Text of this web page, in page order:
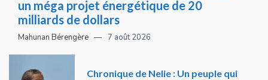
un méga projet énergétique de 20
milliards de dollars
Mahunan Bérengère 7 août 2026
Chronique de Nelie : Un peuple qui